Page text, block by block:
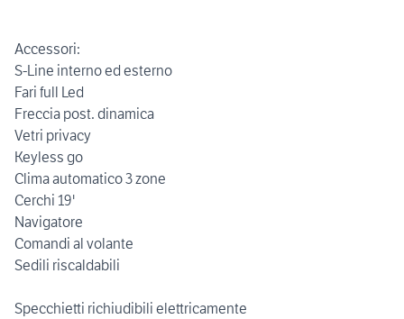
Accessori:
S-Line interno ed esterno
Fari full Led
Freccia post. dinamica
Vetri privacy
Keyless go
Clima automatico 3 zone
Cerchi 19'
Navigatore
Comandi al volante
Sedili riscaldabili
Specchietti richiudibili elettricamente